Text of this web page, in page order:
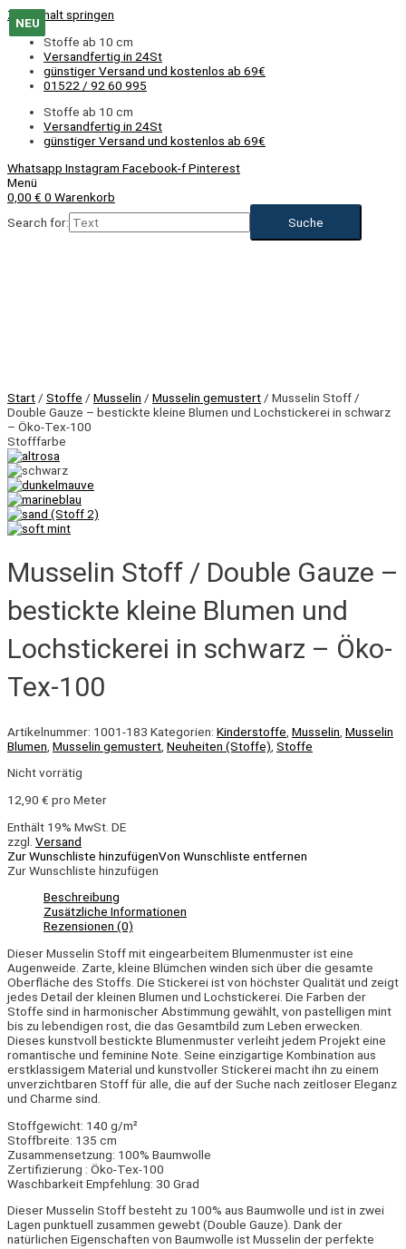
Zum Inhalt springen
Stoffe ab 10 cm
Versandfertig in 24St
günstiger Versand und kostenlos ab 69€
01522 / 92 60 995
Stoffe ab 10 cm
Versandfertig in 24St
günstiger Versand und kostenlos ab 69€
Whatsapp Instagram Facebook-fPinterest
Menü
0,00 € 0 Warenkorb
Search for:
Start / Stoffe / Musselin / Musselin gemustert / Musselin Stoff /
Double Gauze – bestickte kleine Blumen und Lochstickerei in schwarz
– Öko-Tex-100
Stofffarbe
Musselin Stoff / Double Gauze –
bestickte kleine Blumen und
Lochstickerei in schwarz – Öko-
Tex-100
Artikelnummer: 1001-183 Kategorien: Kinderstoffe Musselin Musselin
Blumen Musselin gemustert Neuheiten (Stoffe) Stoffe
Nicht vorrätig
12,90 € pro Meter
Enthält 19% MwSt. DE
zzgl. Versand
Zur Wunschliste hinzufügenVon Wunschliste entfernen
Zur Wunschliste hinzufügen
Beschreibung
Zusätzliche Informationen
Rezensionen (0)
Dieser Musselin Stoff mit eingearbeitem Blumenmuster ist eine
Augenweide. Zarte, kleine Blümchen winden sich über die gesamte
Oberfläche des Stoffs. Die Stickerei ist von höchster Qualität und zeigt
jedes Detail der kleinen Blumen und Lochstickerei . Die Farben der
Stoffe sind in harmonischer Abstimmung gewählt, von pastelligen mint
bis zu lebendigen rost, die das Gesamtbild zum Leben erwecken.
Dieses kunstvoll bestickte Blumenmuster verleiht jedem Projekt eine
romantische und feminine Note. Seine einzigartige Kombination aus
erstklassigem Material und kunstvoller Stickerei macht ihn zu einem
unverzichtbaren Stoff für alle, die auf der Suche nach zeitloser Eleganz
und Charme sind.
Stoffgewicht: 140 g/m²
Stoffbreite: 135 cm
Zusammensetzung: 100% Baumwolle
Zertifizierung : Öko-Tex-100
Waschbarkeit Empfehlung: 30 Grad
Dieser Musselin Stoff besteht zu 100% aus Baumwolle und ist in zwei
Lagen punktuell zusammen gewebt (Double Gauze). Dank der
natürlichen Eigenschaften von Baumwolle ist Musselin der perfekte
NEU
NEU
NEU
NEU
NEU
NEU